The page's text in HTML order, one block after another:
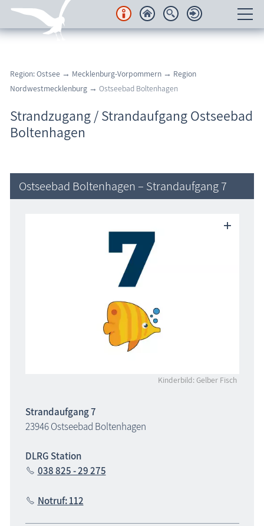
Regionales
Urlaubsorte
Karten
Wissenswertes
Region: Ostsee → Mecklenburg-Vorpommern → Region
Nordwestmecklenburg → Ostseebad Boltenhagen
Strandzugang / Strandaufgang Ostseebad
Boltenhagen
Ostseebad Boltenhagen – Strandaufgang 7
Kinderbild: Gelber Fisch
Strandaufgang 7
23946 Ostseebad Boltenhagen
DLRG Station
038 825 - 29 275
Notruf: 112